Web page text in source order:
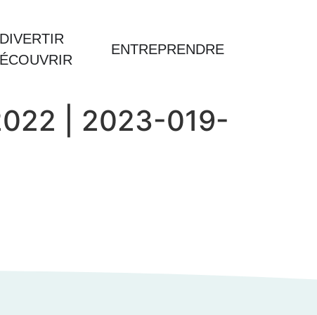
ENTREPRENDRE
| 2023-019-